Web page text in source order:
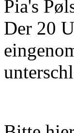
Pia's
Der 20